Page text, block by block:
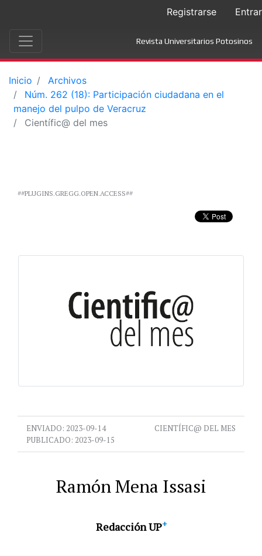
Registrarse Entrar
Revista Universitarios Potosinos
Inicio
Archivos
Núm. 262 (18): Participación ciudadana en el
manejo del pulpo de Veracruz
Científic@ del mes
##PLUGINS.GREGG.OPEN.ACCESS##
ENVIADO: 2023-09-14
CIENTÍFIC@ DEL MES
PUBLICADO: 2023-09-15
Ramón Mena Issasi
Redacción UP+